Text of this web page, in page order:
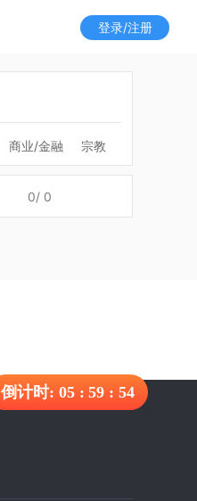
登录/注册
商业/金融 宗教
0/ 0
倒计时: 05 : 59 : 54